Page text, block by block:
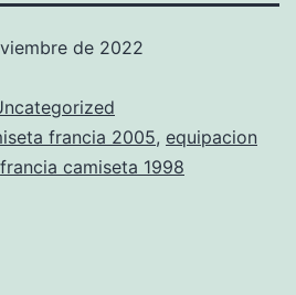
de 2022
francia 2005, equipacion
francia camiseta 1998